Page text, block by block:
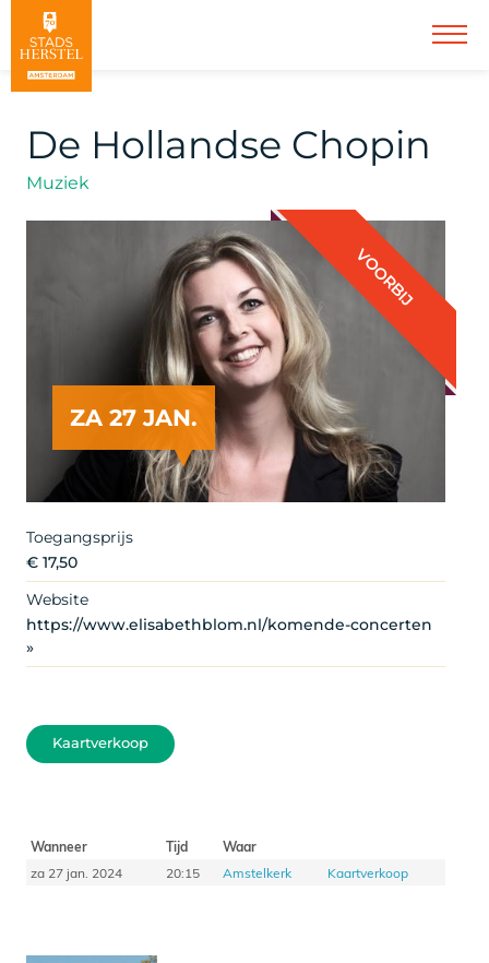
De Hollandse Chopin
Muziek
ZA 27 JAN.
VOORBIJ
Artist
Toegangsprijs
€ 17,50
Website
https://www.elisabethblom.nl/komende-concerten
»
Kaartverkoop
Wanneer Tijd
Waar
za 27 jan. 2024
20:15 Amstelkerk Kaartverkoop